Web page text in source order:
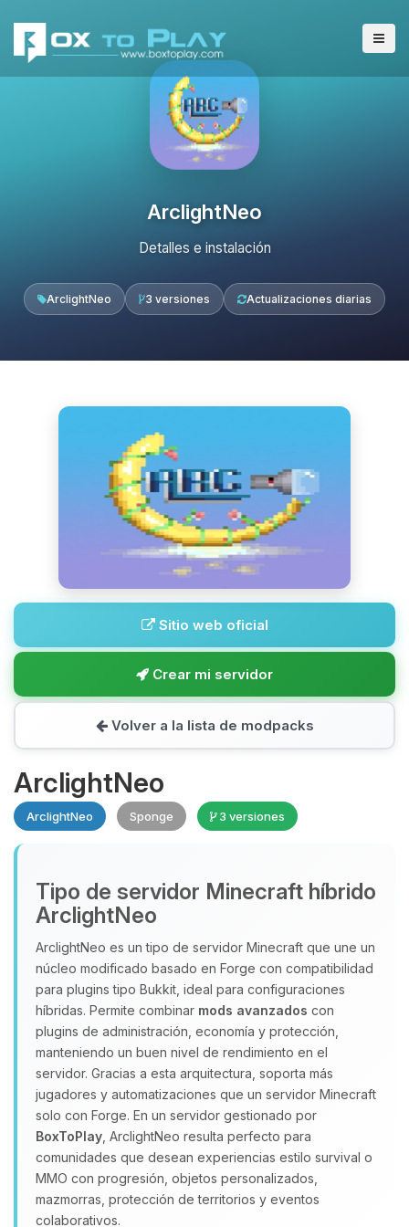
ArclightNeo
Detalles e instalación
ArclightNeo 3 versiones Actualizaciones diarias
Sitio web oficial
Crear mi servidor
Volver a la lista de modpacks
ArclightNeo
ArclightNeo Sponge 3 versiones
Tipo de servidor Minecraft híbrido
ArclightNeo
ArclightNeo es un tipo de servidor Minecraft que une un
núcleo modificado basado en Forge con compatibilidad
para plugins tipo Bukkit, ideal para configuraciones
híbridas. Permite combinar mods avanzados con
plugins de administración, economía y protección,
manteniendo un buen nivel de rendimiento en el
servidor. Gracias a esta arquitectura, soporta más
jugadores y automatizaciones que un servidor Minecraft
solo con Forge. En un servidor gestionado por
BoxToPlay , ArclightNeo resulta perfecto para
comunidades que desean experiencias estilo survival o
MMO con progresión, objetos personalizados,
mazmorras, protección de territorios y eventos
colaborativos.
Yupi, por fin alguien con quien
hablar! Soy Choupy, tu pequeno
asistente de BoxToPlay. Cuentame
que necesitas y moveré mis
pequenos circuitos para ayudarte.
07/08/2026 02:49